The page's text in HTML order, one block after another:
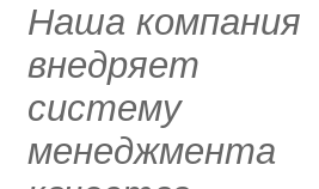
Наша компания
внедряет
систему
менеджмента